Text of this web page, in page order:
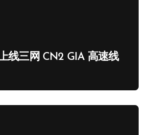
线三网 CN2 GIA 高速线